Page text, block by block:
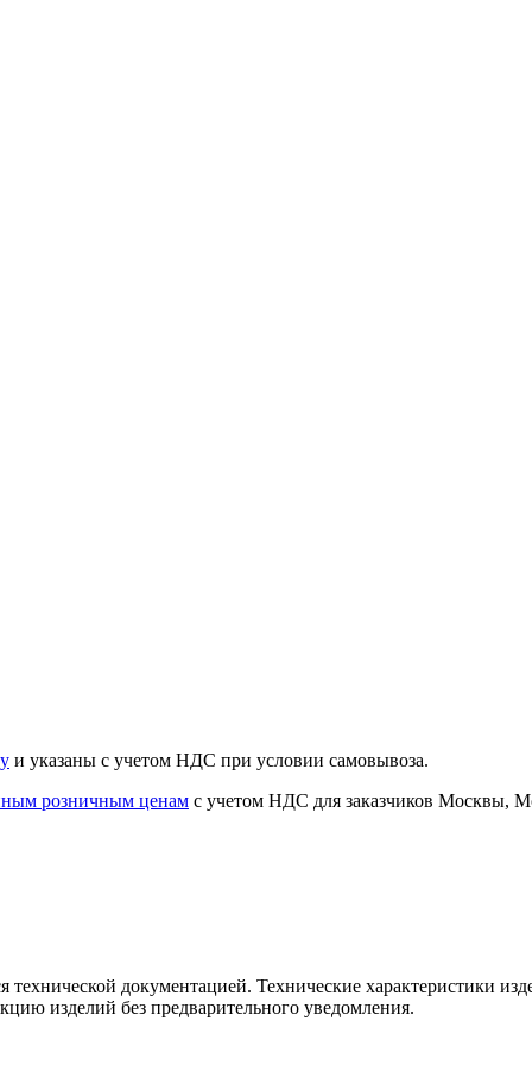
и указаны с учетом НДС при условии самовывоза.
розничным ценам с учетом НДС для заказчиков Москвы,
документацией. Технические характеристики
изделий без предварительного уведомления.